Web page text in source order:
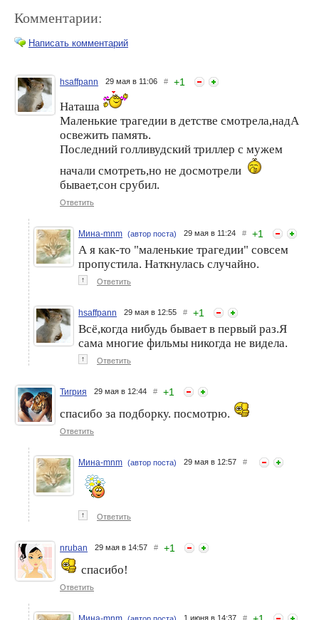
Маникюр Весна-2014:
главные идеи для
домашнего нейл-арта
марафон подарков
Изба-читальня. Июнь 2026
Обувные тренды текущей
стилизованные под
домашние тапочки.
Комментарии:
Написать комментарий
hsaffpann 29 мая в 11:06 # +1
Наташа
Маленькие трагедии в детстве смотрела,надА
освежить память.
Последний голливудский триллер с мужем
начали смотреть,но не досмотрели
бывает,сон срубил.
Ответить
Мина-mnm (автор поста) 29 мая в 11:24 # +1
А я как-то "маленькие трагедии" совсем
пропустила. Наткнулась случайно.
↑ Ответить
hsaffpann 29 мая в 12:55 # +1
Всё,когда нибудь бывает в первый раз.Я
сама многие фильмы никогда не видела.
↑ Ответить
Тигрия 29 мая в 12:44 # +1
спасибо за подборку. посмотрю.
Ответить
Мина-mnm (автор поста) 29 мая в 12:57 #
↑ Ответить
nruban 29 мая в 14:57 # +1
спасибо!
Ответить
(автор поста) 1 июня в 14:37 #